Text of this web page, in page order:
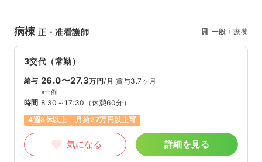
病棟正・准看護師 一般＋療養
3交代（常勤）
給与 26.0〜27.3万円/月 賞与3.7ヶ月
※一例
時間 8:30～17:30 （休憩60分）
4週8休以上
月給27万円以上可
気になる 詳細を見る